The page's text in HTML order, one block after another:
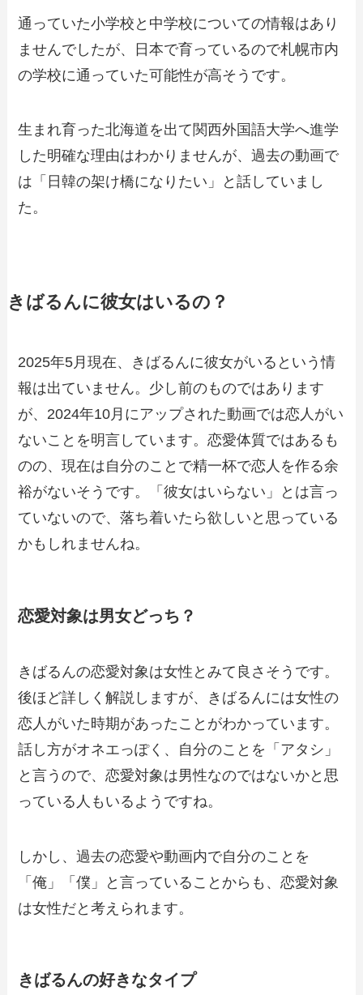
通っていた小学校と中学校についての情報はあり
ませんでしたが、日本で育っているので札幌市内
の学校に通っていた可能性が高そうです。
生まれ育った北海道を出て関西外国語大学へ進学
した明確な理由はわかりませんが、過去の動画で
は「日韓の架け橋になりたい」と話していまし
た。
きばるんに彼女はいるの？
2025年5月現在、きばるんに彼女がいるという情
報は出ていません。少し前のものではあります
が、2024年10月にアップされた動画では恋人がい
ないことを明言しています。恋愛体質ではあるも
のの、現在は自分のことで精一杯で恋人を作る余
裕がないそうです。「彼女はいらない」とは言っ
ていないので、落ち着いたら欲しいと思っている
かもしれませんね。
恋愛対象は男女どっち？
きばるんの恋愛対象は女性とみて良さそうです。
後ほど詳しく解説しますが、きばるんには女性の
恋人がいた時期があったことがわかっています。
話し方がオネエっぽく、自分のことを「アタシ」
と言うので、恋愛対象は男性なのではないかと思
っている人もいるようですね。
しかし、過去の恋愛や動画内で自分のことを
「俺」「僕」と言っていることからも、恋愛対象
は女性だと考えられます。
きばるんの好きなタイプ